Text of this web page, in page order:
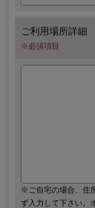
ご利用場所詳細
※必須項目
※ご自宅の場合、住
ず入力して下さい。